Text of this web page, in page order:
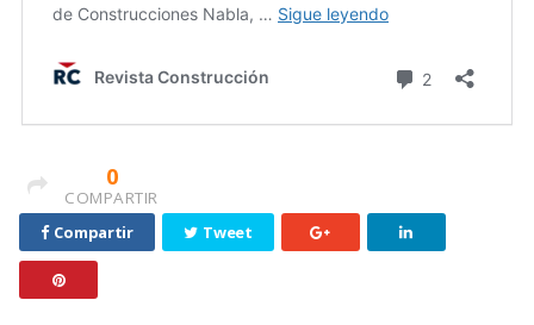
0
COMPARTIR
Compartir
Tweet